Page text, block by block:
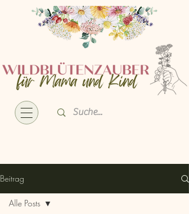
Beitrag
Alle Posts